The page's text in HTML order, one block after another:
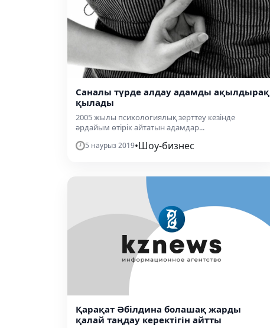
Саналы түрде алдау адамды ақылдырақ
қылады
2005 жылы психологиялық зерттеу кезінде
әрдайым өтірік айтатын адамдар...
5 наурыз 2019•Шоу-бизнес
Қарақат Әбілдина болашақ жарды
қалай таңдау керектігін айтты